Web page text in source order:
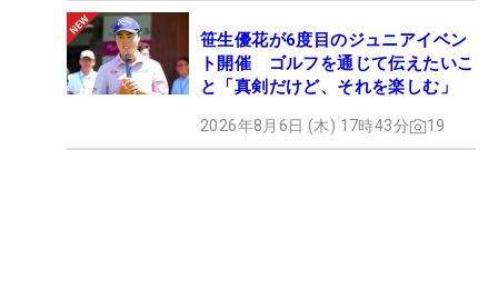
笹生優花が6度目のジュニアイベン
ト開催 ゴルフを通じて伝えたいこ
と「真剣だけど、それを楽しむ」
2026年8月6日 (木) 17時43分 19